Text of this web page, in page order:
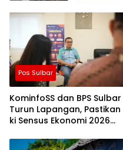
Pos Sulbar
KominfoSS dan BPS Sulbar
Turun Lapangan, Pastikan
ki Sensus Ekonomi 2026
Akurat